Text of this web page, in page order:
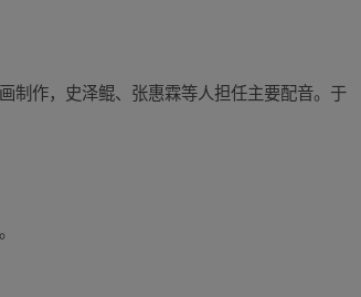
制作，史泽鲲、张惠霖等人担任主要配音。于